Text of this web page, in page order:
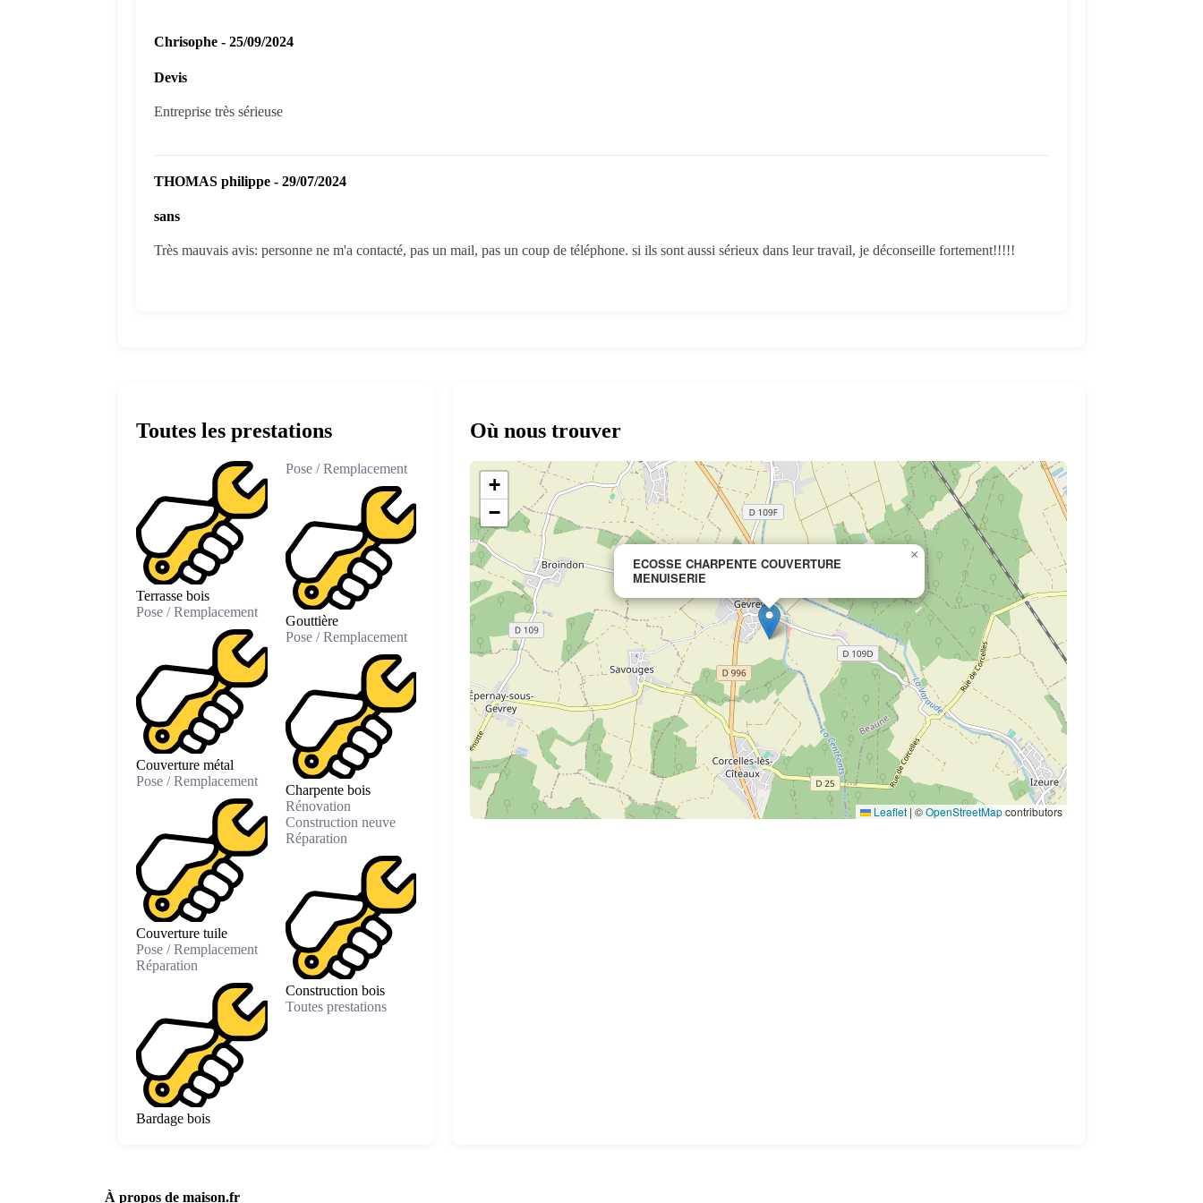
Toutes les prestations
Terrasse bois
Pose / Remplacement
Couverture métal
Pose / Remplacement
Couverture tuile
Pose / Remplacement
Réparation
Bardage bois
Pose / Remplacement
Gouttière
Pose / Remplacement
Charpente bois
Rénovation
Construction neuve
Réparation
Construction bois
Toutes prestations
Chrisophe - 25/09/2024
Devis
Entreprise très sérieuse
THOMAS philippe - 29/07/2024
sans
Très mauvais avis: personne ne m'a contacté, pas un mail, pas un coup de téléphone. si ils sont aussi sérieux dans leur travail, je déconseille fortement!!!!!
Où nous trouver
ECOSSE CHARPENTE COUVERTURE
MENUISERIE
×
+
−
Leaflet | ©OpenStreetMapcontributors
À propos de maison.fr